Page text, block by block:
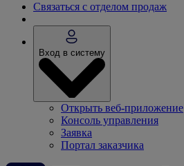
Связаться с отделом продаж
Вход в систему
Открыть веб-приложение
Консоль управления
Заявка
Портал заказчика